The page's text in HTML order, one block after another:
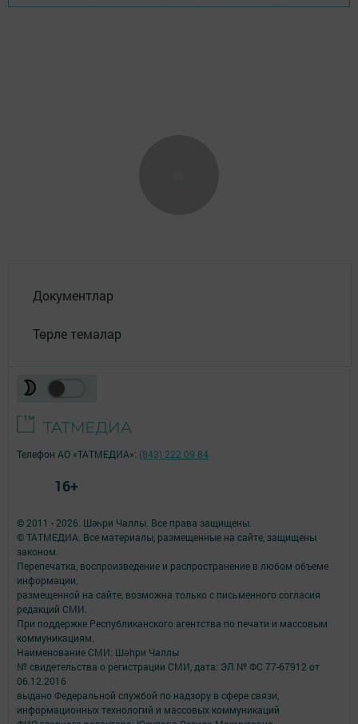
Документлар
Төрле темалар
© 2011 - 2026. Шәһри Чаллы. Все права защищены.
© ТАТМЕДИА. Все материалы, размещенные на сайте, защищены
законом.
Перепечатка, воспроизведение и распространение в любом объеме
информации,
размещенной на сайте, возможна только с письменного согласия
редакций СМИ.
При поддержке Республиканского агентства по печати и массовым
коммуникациям.
Наименование СМИ: Шəhри Чаллы
№ свидетельства о регистрации СМИ, дата: ЭЛ № ФС 77-67912 от
06.12.2016
выдано Федеральной службой по надзору в сфере связи,
информационных технологий и массовых коммуникаций
Телефон АО «ТАТМЕДИА»: (843) 222 09 84
16+